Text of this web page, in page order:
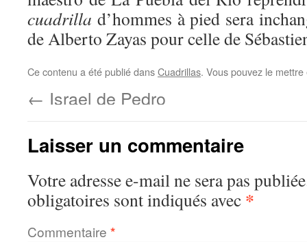
cuadrilla d’hommes à pied sera
de Alberto Zayas pour celle de
Ce contenu a été publié dansCuadrillas. Vous pouvez le
← Israel de Pedro
Laisser un commentaire
Votre adresse e-mail ne sera pas
obligatoires sont indiqués avec *
Commentaire *